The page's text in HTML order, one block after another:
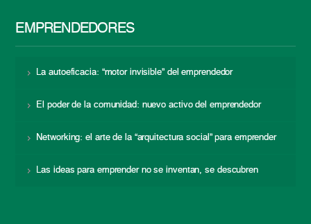
EMPRENDEDORES
La autoeficacia: “motor invisible” del emprendedor
El poder de la comunidad: nuevo activo del emprendedor
Networking: el arte de la “arquitectura social” para emprender
Las ideas para emprender no se inventan, se descubren